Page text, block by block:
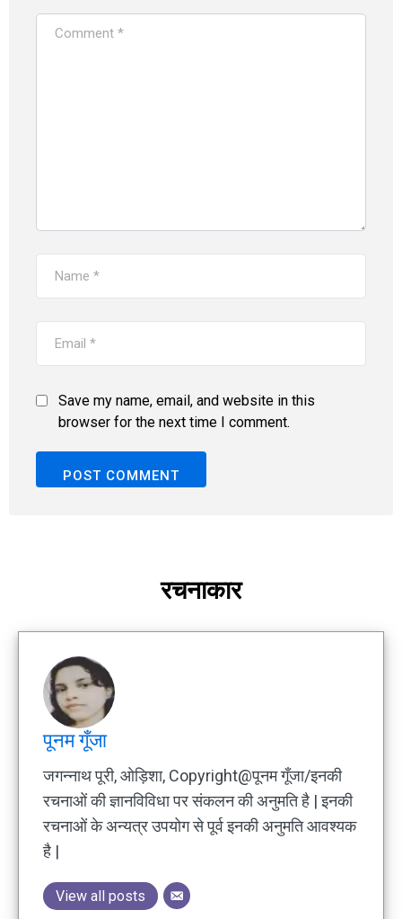
Save my name, email, and website in this
browser for the next time I comment.
रचनाकार
पूनम गूँजा
जगन्नाथ पूरी, ओड़िशा, Copyright@पूनम गूँजा/इनकी
रचनाओं की ज्ञानविविधा पर संकलन की अनुमति है | इनकी
रचनाओं के अन्यत्र उपयोग से पूर्व इनकी अनुमति आवश्यक
है |
View all posts